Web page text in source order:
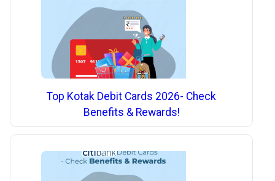
Top Kotak Debit Cards 2026- Check
Benefits & Rewards!